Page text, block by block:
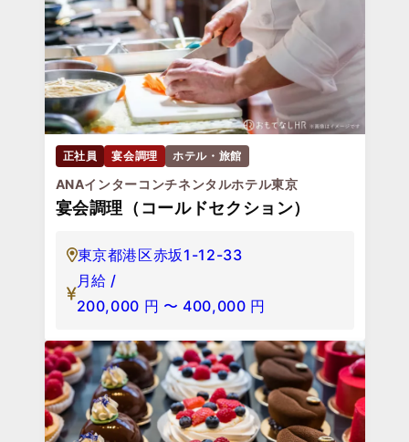
正社員 宴会調理 ホテル・旅館
ANAインターコンチネンタルホテル東京
宴会調理（コールドセクション）
東京都港区赤坂1-12-33
月給 /
200,000 円 〜 400,000 円